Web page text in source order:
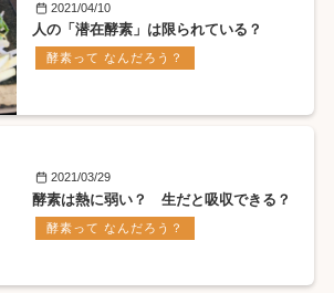
2021/04/10
人の「潜在酵素」は限られている？
酵素って なんだろう？
2021/03/29
酵素は熱に弱い？ 生だと吸収できる？
酵素って なんだろう？